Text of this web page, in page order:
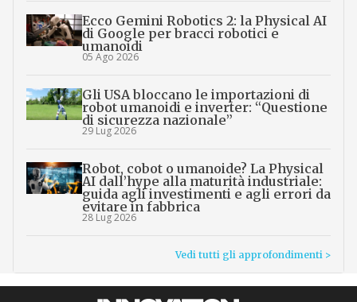
Ecco Gemini Robotics 2: la Physical AI
di Google per bracci robotici e
umanoidi
05 Ago 2026
Gli USA bloccano le importazioni di
robot umanoidi e inverter: “Questione
di sicurezza nazionale”
29 Lug 2026
Robot, cobot o umanoide? La Physical
AI dall’hype alla maturità industriale:
guida agli investimenti e agli errori da
evitare in fabbrica
28 Lug 2026
Vedi tutti gli approfondimenti >